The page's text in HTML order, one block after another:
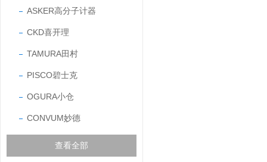
ASKER高分子计器
CKD喜开理
TAMURA田村
PISCO碧士克
OGURA小仓
CONVUM妙德
查看全部